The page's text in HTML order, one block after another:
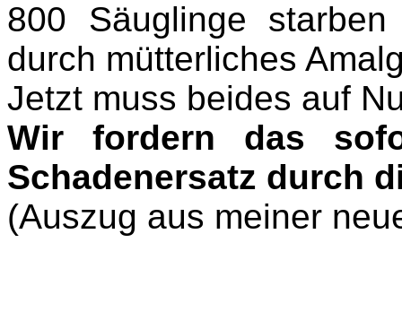
800 Säuglinge
durch mütterliches
Jetzt muss beides auf
Wir fordern das
Schadenersatz durch
(Auszug aus meiner